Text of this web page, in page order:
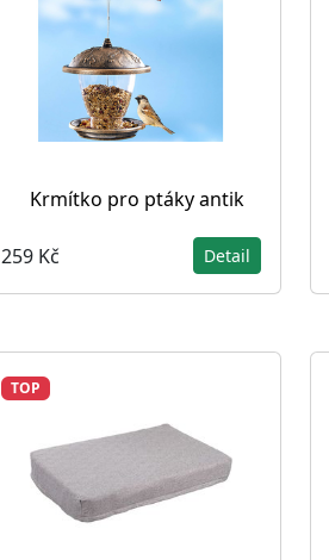
Krmítko pro ptáky antik
259 Kč Detail
TOP